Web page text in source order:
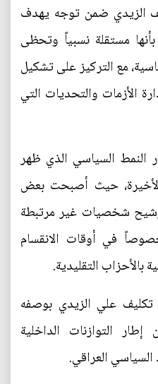
الزيدي ضمن توجه يهدف
مستقلة نسبياً وتحظى
مع التركيز على تشكيل
الأزمات والتحديات التي
النمط السياسي الذي ظهر
حيث أصبحت بعض
شخصيات غير مرتبطة
في أوقات الانقسام
بالأحزاب التقليدية.
علي الزيدي بوصفه
التوازنات الداخلية
العراقي.